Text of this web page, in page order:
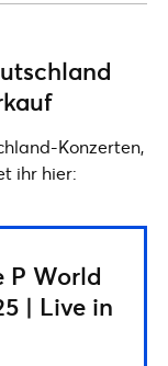
Konzerten,
ihr hier:
P World
| Live in